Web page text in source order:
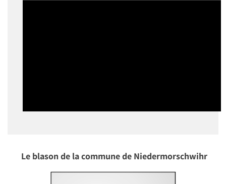
Le blason de la commune de Niedermorschwihr